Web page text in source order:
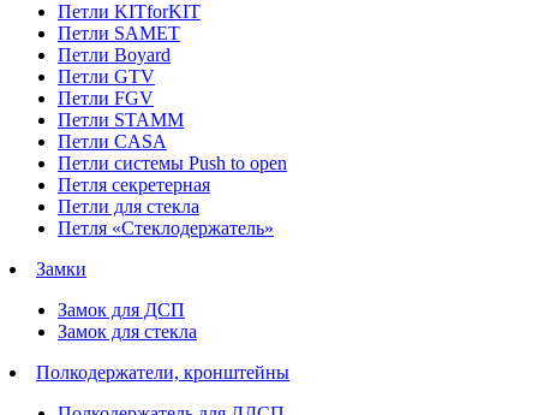
Петли KITforKIT
Петли SAMET
Петли Boyard
Петли GTV
Петли FGV
Петли STAMM
Петли CASA
Петли системы Push to open
Петля секретерная
Петли для стекла
Петля «Стеклодержатель»
Замки
Замок для ДСП
Замок для стекла
Полкодержатели, кронштейны